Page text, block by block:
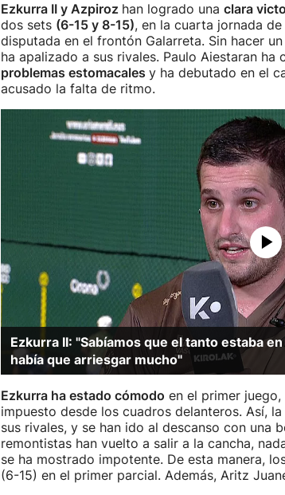
Ezkurra II y Azpiroz han logrado una clara
dos sets (6-15 y 8-15), en la cuarta jornada
disputada en el frontón Galarreta. Sin hacer
ha apalizado a sus rivales. Paulo Aiestaran ha
problemas estomacales y ha debutado en el
acusado la falta de ritmo.
Ezkurra II: "Sabíamos que el tanto estaba
había que arriesgar mucho"
Ezkurra ha estado cómodo en el primer
impuesto desde los cuadros delanteros. Así,
sus rivales, y se han ido al descanso con una
remontistas han vuelto a salir a la cancha,
se ha mostrado impotente. De esta manera,
(6-15) en el primer parcial. Además, Aritz